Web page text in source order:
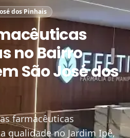
dos Pinhais
noBairro
São José dos
farmacêuticas
qualidade no Jardim Ipê,